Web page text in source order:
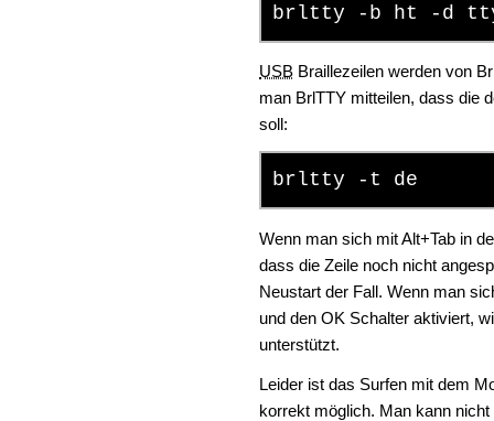
brltty -b ht -d
USB Braillezeilen werden von
man BrlTTY mitteilen, dass die
soll:
brltty -t de
Wenn man sich mit Alt+Tab in
dass die Zeile noch nicht
Neustart der Fall. Wenn man
und den OK Schalter aktiviert,
unterstützt.
Leider ist das Surfen mit dem
korrekt möglich. Man kann